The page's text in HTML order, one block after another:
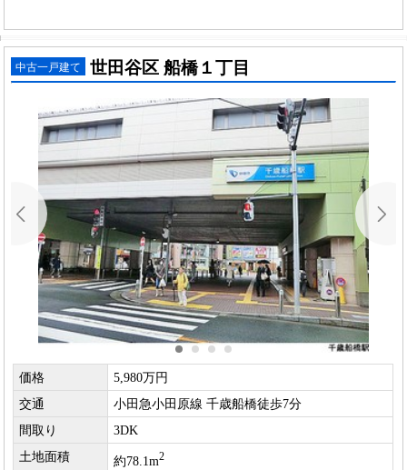
中古一戸建て 世田谷区 船橋１丁目
価格
5,980万円
交通
小田急小田原線 千歳船橋徒歩7分
間取り
3DK
土地面積
約78.1m2